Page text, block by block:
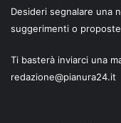
Desideri segnalare una
suggerimenti o
Ti basterà inviarci una
redazione@pianura24.it